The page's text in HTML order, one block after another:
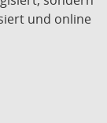
und online